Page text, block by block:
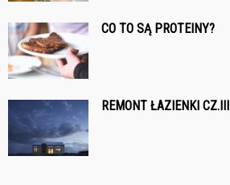
CO TO SĄ PROTEINY?
REMONT ŁAZIENKI CZ.III